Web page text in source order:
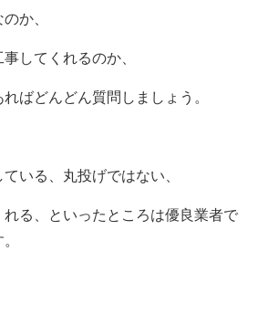
か、
してくれるのか、
ばどんどん質問しましょう。
いる、丸投げではない、
る、といったところは優良業者で